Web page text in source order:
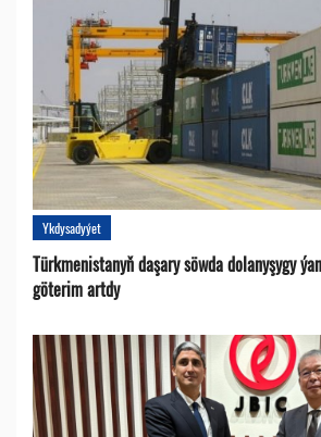
Ykdysadyýet
Türkmenistanyň daşary söwda dolanyşygy
göterim artdy